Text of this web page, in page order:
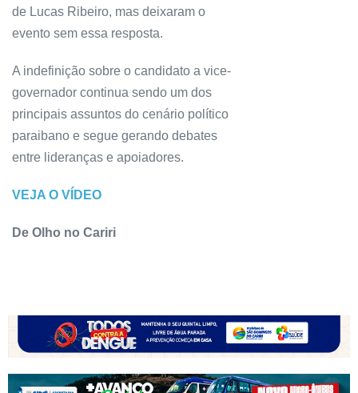
de Lucas Ribeiro, mas deixaram o
evento sem essa resposta.
A indefinição sobre o candidato a vice-
governador continua sendo um dos
principais assuntos do cenário político
paraibano e segue gerando debates
entre lideranças e apoiadores.
VEJA O VÍDEO
De Olho no Cariri